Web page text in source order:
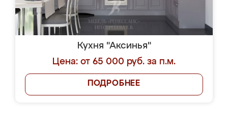
Кухня "Аксинья"
Цена: от 65 000 руб. за п.м.
ПОДРОБНЕЕ